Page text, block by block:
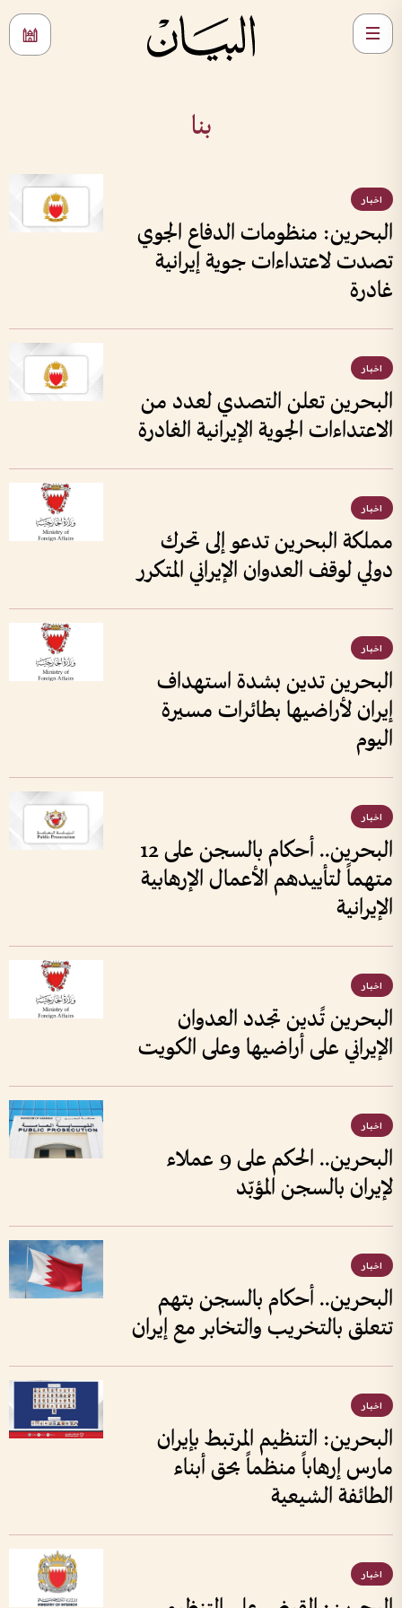
بنا
اخبار
البحرين: منظومات الدفاع الجوي
تصدت لاعتداءات جوية إيرانية
غادرة
اخبار
البحرين تعلن التصدي لعدد من
الاعتداءات الجوية الإيرانية الغادرة
اخبار
مملكة البحرين تدعو إلى تحرك
دولي لوقف العدوان الإيراني المتكرر
اخبار
البحرين تدين بشدة استهداف
إيران لأراضيها بطائرات مسيرة
اليوم
اخبار
البحرين.. أحكام بالسجن على 12
متهماً لتأييدهم الأعمال الإرهابية
الإيرانية
اخبار
البحرين تًدين تجدد العدوان
الإيراني على أراضيها وعلى الكويت
اخبار
البحرين.. الحكم على 9 عملاء
لإيران بالسجن المؤبّد
اخبار
البحرين.. أحكام بالسجن بتهم
تتعلق بالتخريب والتخابر مع إيران
اخبار
البحرين: التنظيم المرتبط بإيران
مارس إرهاباً منظماً بحق أبناء
الطائفة الشيعية
اخبار